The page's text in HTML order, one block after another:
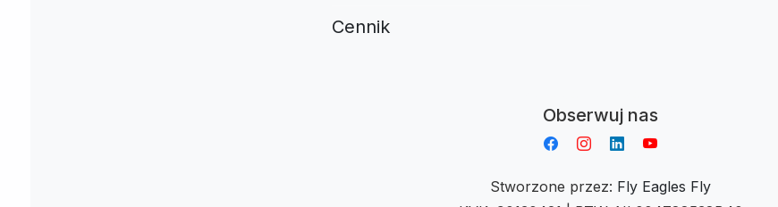
Cennik
Obserwuj nas
Stworzone przez: Fly Eagles Fly